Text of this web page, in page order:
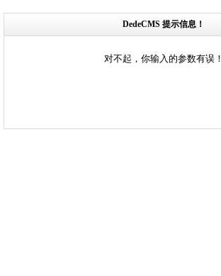
DedeCMS 提示信息！
对不起，你输入的参数有误！